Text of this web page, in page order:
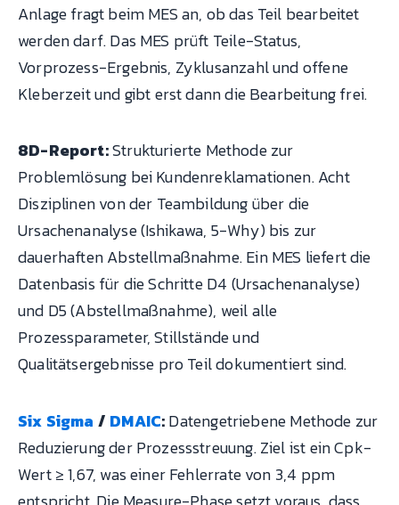
Anlage fragt beim MES an, ob das Teil bearbeitet
werden darf. Das MES prüft Teile-Status,
Vorprozess-Ergebnis, Zyklusanzahl und offene
Kleberzeit und gibt erst dann die Bearbeitung frei.
8D-Report:Strukturierte Methode zur
Problemlösung bei Kundenreklamationen. Acht
Disziplinen von der Teambildung über die
Ursachenanalyse (Ishikawa, 5-Why) bis zur
dauerhaften Abstellmaßnahme. Ein MES liefert die
Datenbasis für die Schritte D4 (Ursachenanalyse)
und D5 (Abstellmaßnahme), weil alle
Prozessparameter, Stillstände und
Qualitätsergebnisse pro Teil dokumentiert sind.
Six Sigma / DMAIC:Datengetriebene Methode zur
Reduzierung der Prozessstreuung. Ziel ist ein Cpk-
Wert ≥ 1,67, was einer Fehlerrate von 3,4 ppm